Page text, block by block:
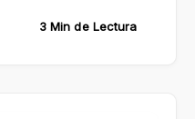
3 Min de Lectura